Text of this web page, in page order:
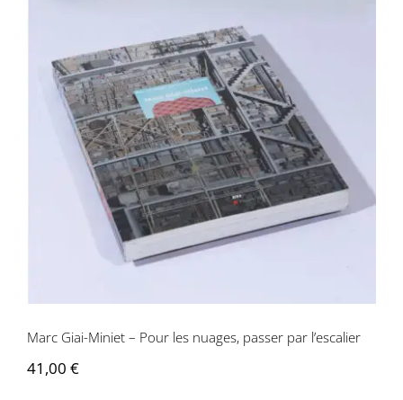
Marc Giai-Miniet – Pour les nuages,
passer par l’escalier
Marc Giai-Miniet – Pour les nuages, passer par l’escalier
41,00 €